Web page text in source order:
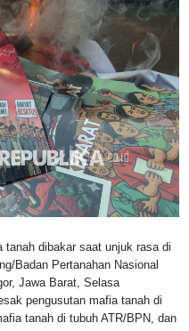
dibakar saat unjuk rasa di
Badan Pertanahan Nasional
Jawa Barat, Selasa
pengusutan mafia tanah di
tanah di tubuh ATR/BPN, dan